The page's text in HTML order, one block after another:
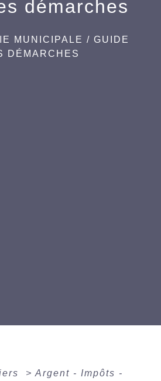
démarches
MUNICIPALE / GUIDE
DÉMARCHES
> Argent - Impôts -